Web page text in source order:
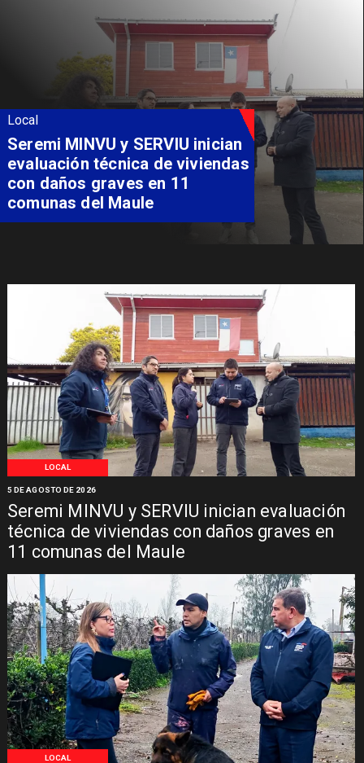
LOCAL
Seremi MINVU y SERVIU inician evaluación
técnica de viviendas con daños graves en
11 comunas del Maule
5 DE AGOSTO DE 2026
LOCAL
Local
Seremi MINVU y SERVIU inician
evaluación técnica de viviendas
con daños graves en 11
comunas del Maule